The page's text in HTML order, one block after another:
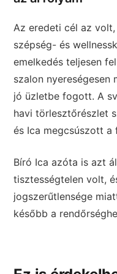
Az eredeti cél az
szépség- és
emelkedés teljesen
szalon
jó üzletbe fogott. A
havi törlesztőrészlet
és Ica megcsúszott a
Bíró Ica azóta is azt
tisztességtelen volt,
jogszerűtlensége
később a